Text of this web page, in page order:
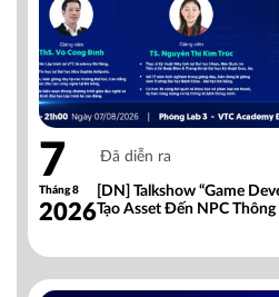
7
Tháng 8
2026
Đã diễn ra
[DN] Talkshow “Game
Tạo Asset Đến NPC